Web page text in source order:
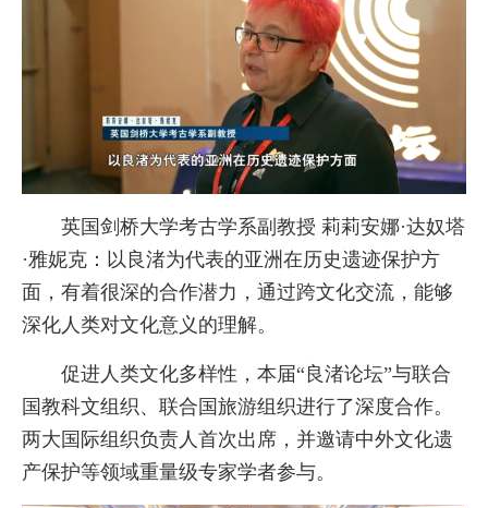
英国剑桥大学考古学系副教授 莉莉安娜·达奴塔
·雅妮克：以良渚为代表的亚洲在历史遗迹保护方
面，有着很深的合作潜力，通过跨文化交流，能够
深化人类对文化意义的理解。
促进人类文化多样性，本届“良渚论坛”与联合
国教科文组织、联合国旅游组织进行了深度合作。
两大国际组织负责人首次出席，并邀请中外文化遗
产保护等领域重量级专家学者参与。